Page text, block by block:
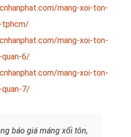
mang-xoi-ton-
tphcm/
mang-xoi-ton-
quan-6/
mang-xoi-ton-
quan-7/
báo giá máng xối tôn,